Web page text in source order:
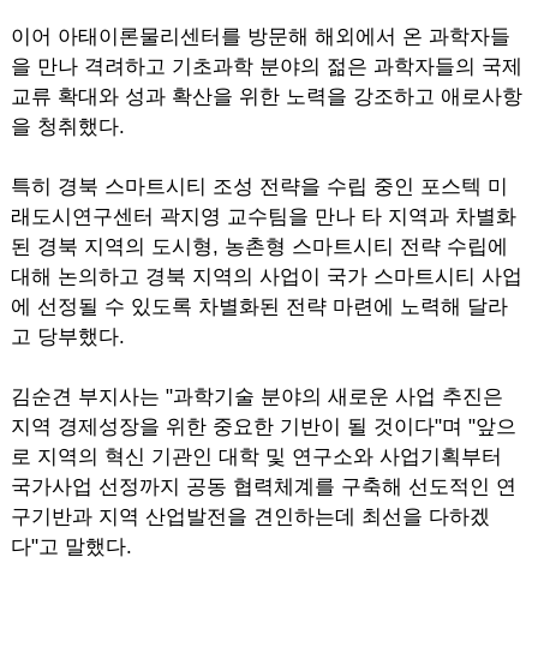
이어 아태이론물리센터를 방문해 해외에서 온 과학자들
을 만나 격려하고 기초과학 분야의 젊은 과학자들의 국제
교류 확대와 성과 확산을 위한 노력을 강조하고 애로사항
을 청취했다.
특히 경북 스마트시티 조성 전략을 수립 중인 포스텍 미
래도시연구센터 곽지영 교수팀을 만나 타 지역과 차별화
된 경북 지역의 도시형, 농촌형 스마트시티 전략 수립에
대해 논의하고 경북 지역의 사업이 국가 스마트시티 사업
에 선정될 수 있도록 차별화된 전략 마련에 노력해 달라
고 당부했다.
김순견 부지사는 "과학기술 분야의 새로운 사업 추진은
지역 경제성장을 위한 중요한 기반이 될 것이다"며 "앞으
로 지역의 혁신 기관인 대학 및 연구소와 사업기획부터
국가사업 선정까지 공동 협력체계를 구축해 선도적인 연
구기반과 지역 산업발전을 견인하는데 최선을 다하겠
다"고 말했다.